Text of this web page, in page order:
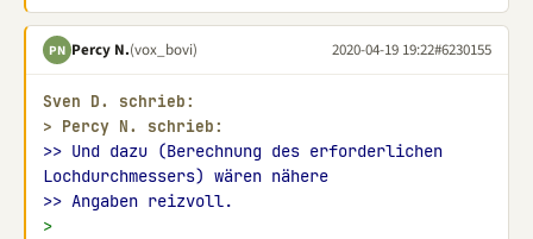
PN Percy N.(vox_bovi) 2020-04-19 19:22#6230155
Sven D. schrieb:
> Percy N. schrieb:
>> Und dazu (Berechnung des erforderlichen
Lochdurchmessers) wären nähere
>> Angaben reizvoll.
>